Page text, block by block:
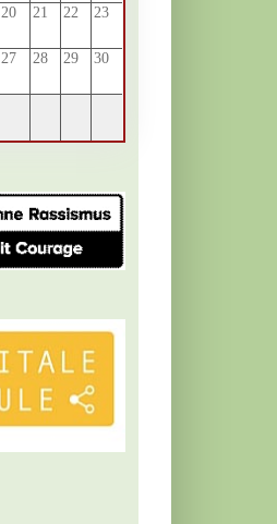
20 21 22 23
27 28 29 30